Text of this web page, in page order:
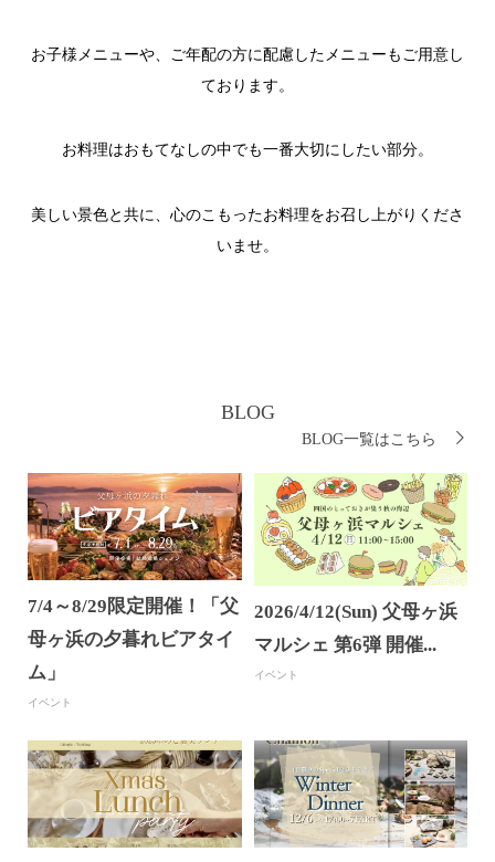
お子様メニューや、ご年配の方に配慮したメニューもご用意し
ております。
お料理はおもてなしの中でも一番大切にしたい部分。
美しい景色と共に、心のこもったお料理をお召し上がりくださ
いませ。
BLOG
BLOG一覧はこちら
7/4～8/29限定開催！「父
母ヶ浜の夕暮れビアタイ
ム」
イベント
2026/4/12(Sun) 父母ヶ浜
マルシェ 第6弾 開催...
イベント